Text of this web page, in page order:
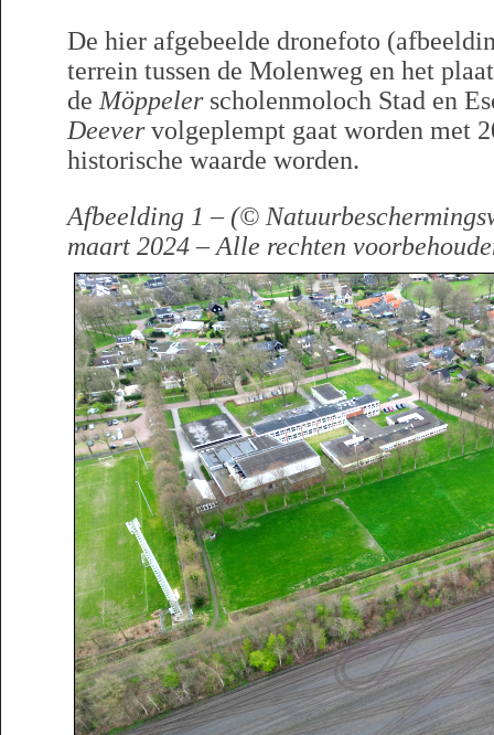
De hier afgebeelde dronefoto
terrein tussen de Molenweg en het
de Möppelerscholenmoloch Stad en
Deevervolgeplempt gaat worden met
historische waarde worden.
Afbeelding 1 – (©
maart 2024 – Alle rechten